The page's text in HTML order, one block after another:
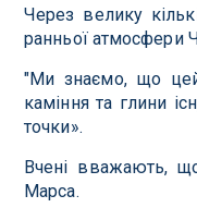
Через велику
ранньої атмосфери
"Ми знаємо, що цей
каміння та глини
точки».
Вчені вважають,
Марса.